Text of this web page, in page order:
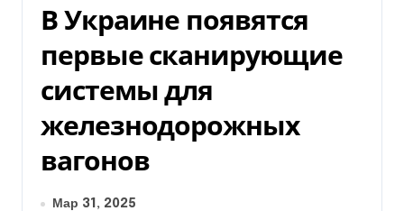
В Украине появятся
первые сканирующие
системы для
железнодорожных
вагонов
Мар 31, 2025